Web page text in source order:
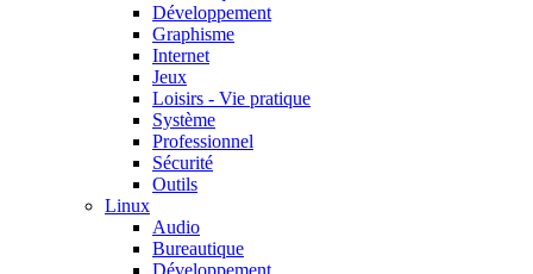
Développement
Graphisme
Internet
Jeux
Loisirs - Vie pratique
Système
Professionnel
Sécurité
Outils
Linux
Audio
Bureautique
Développement